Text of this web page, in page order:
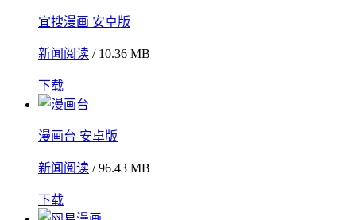
宜搜漫画 安卓版
新闻阅读 / 10.36 MB
下载
漫画台 安卓版
新闻阅读 / 96.43 MB
下载